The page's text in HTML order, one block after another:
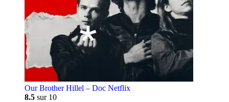
Our Brother Hillel – Doc Netflix
8.5 sur 10